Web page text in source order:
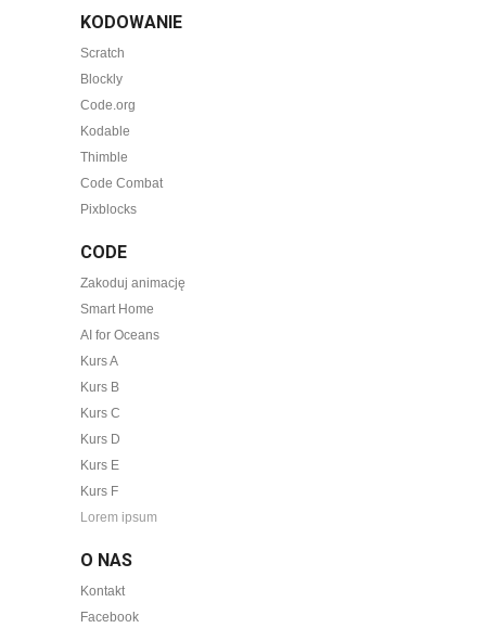
KODOWANIE
Scratch
Blockly
Code.org
Kodable
Thimble
Code Combat
Pixblocks
CODE
Zakoduj animację
Smart Home
AI for Oceans
Kurs A
Kurs B
Kurs C
Kurs D
Kurs E
Kurs F
Lorem ipsum
O NAS
Kontakt
Facebook